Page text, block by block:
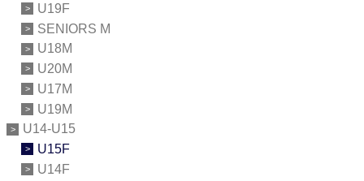
U19F
SENIORS M
U18M
U20M
U17M
U19M
U14-U15
U15F
U14F